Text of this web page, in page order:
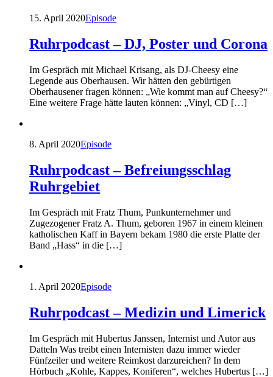
15. April 2020Episode
Ruhrpodcast – DJ, Poster und Corona
Im Gespräch mit Michael Krisang, als DJ-Cheesy eine
Legende aus Oberhausen. Wir hätten den gebürtigen
Oberhausener fragen können: „Wie kommt man auf Cheesy?“
Eine weitere Frage hätte lauten können: „Vinyl, CD […]
8. April 2020Episode
Ruhrpodcast – Befreiungsschlag
Ruhrgebiet
Im Gespräch mit Fratz Thum, Punkunternehmer und
Zugezogener Fratz A. Thum, geboren 1967 in einem kleinen
katholischen Kaff in Bayern bekam 1980 die erste Platte der
Band „Hass“ in die […]
1. April 2020Episode
Ruhrpodcast – Medizin und Limerick
Im Gespräch mit Hubertus Janssen, Internist und Autor aus
Datteln Was treibt einen Internisten dazu immer wieder
Fünfzeiler und weitere Reimkost darzureichen? In dem
Hörbuch „Kohle, Kappes, Koniferen“, welches Hubertus […]